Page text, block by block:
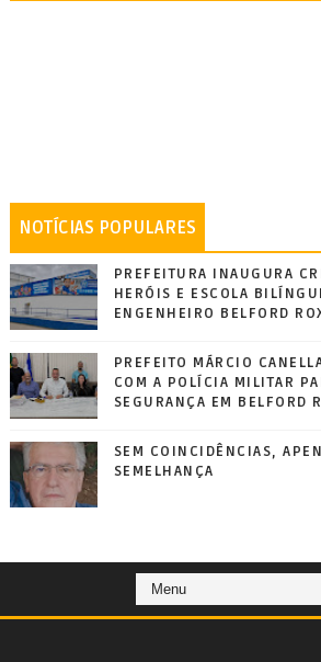
NOTÍCIAS POPULARES
PREFEITURA INAUGURA
HERÓIS E ESCOLA
ENGENHEIRO BELFORD
PREFEITO MÁRCIO
COM A POLÍCIA MILITAR
SEGURANÇA EM BELFORD
SEM COINCIDÊNCIAS,
SEMELHANÇA